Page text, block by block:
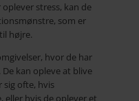
stress, kan de
som er
højre.
hvor de har
kan opleve at blive
ofte, hvis
hvis de oplever et